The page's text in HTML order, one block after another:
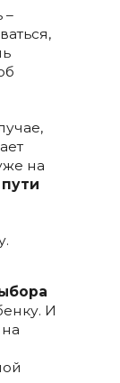
–
на
пути
И